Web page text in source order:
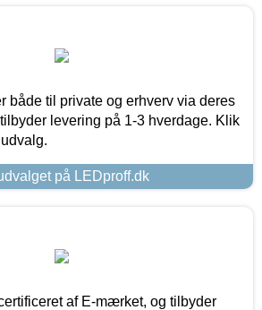
både til private og erhverv via deres
levering på 1-3 hverdage. Klik
på LEDproff.dk
af E-mærket, og tilbyder